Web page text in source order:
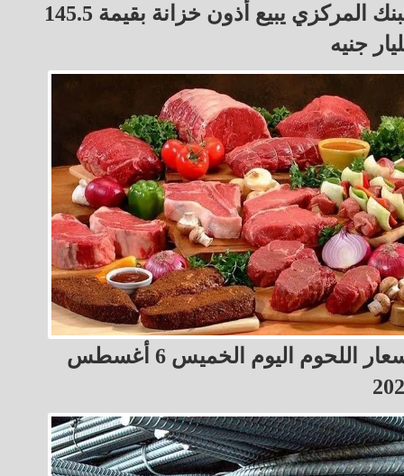
البنك المركزي يبيع أذون خزانة بقيمة 145.5
جنيه
أسعار اللحوم اليوم الخميس 6 أغسطس